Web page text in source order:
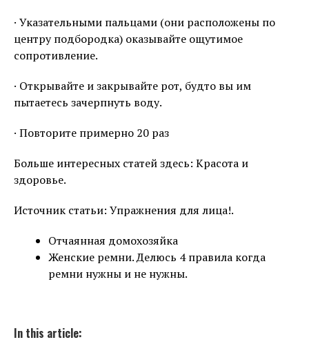
· Указательными пальцами (они расположены по
центру подбородка) оказывайте ощутимое
сопротивление.
· Открывайте и закрывайте рот, будто вы им
пытаетесь зачерпнуть воду.
· Повторите примерно 20 раз
Больше интересных статей здесь: Красота и
здоровье.
Источник статьи: Упражнения для лица!.
Отчаянная домохозяйка
Женские ремни. Делюсь 4 правила когда
ремни нужны и не нужны.
In this article: